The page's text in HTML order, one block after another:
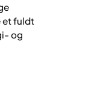
et fuldt
og